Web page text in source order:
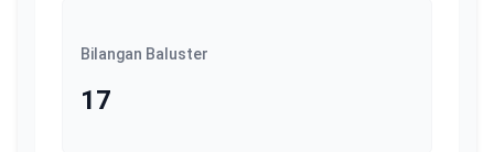
Bilangan Baluster
17